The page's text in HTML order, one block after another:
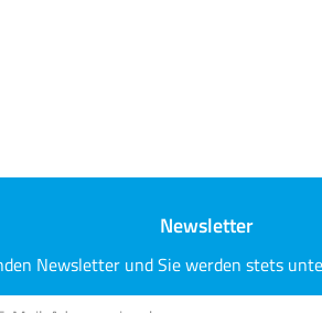
Newsletter
Newsletter und Sie werden stets